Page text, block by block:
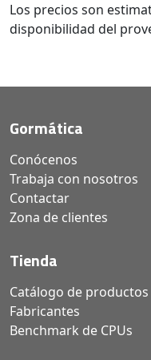
Los precios son
disponibilidad del
Gormática
Conócenos
Trabaja con nosotros
Contactar
Zona de clientes
Tienda
Catálogo de productos
Fabricantes
Benchmark de CPUs